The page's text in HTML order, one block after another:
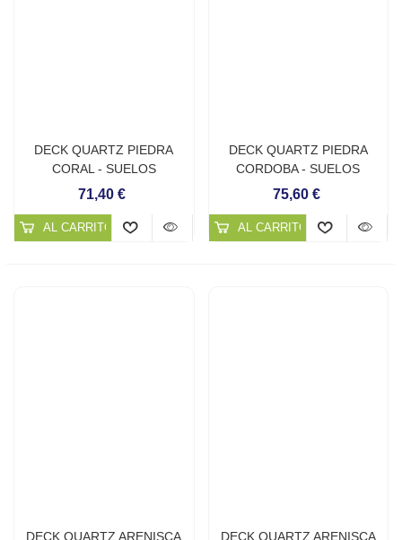
DECK QUARTZ PIEDRA
CORAL - SUELOS
CONTINUOS DE CUARZO
71,40 €
AL CARRITO
DECK QUARTZ PIEDRA
CORDOBA - SUELOS
CONTINUOS DE CUARZO
75,60 €
AL CARRITO
DECK QUARTZ ARENISCA DECK QUARTZ ARENISCA